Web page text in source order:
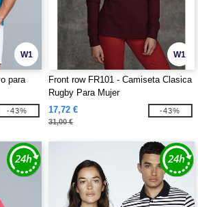
W1
para
-43%
W1
Front row FR101 - Camiseta Clasica
Rugby Para Mujer
17,72 €
31,00 €
-43%